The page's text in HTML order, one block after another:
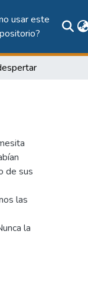
usar este
de sus
las
la